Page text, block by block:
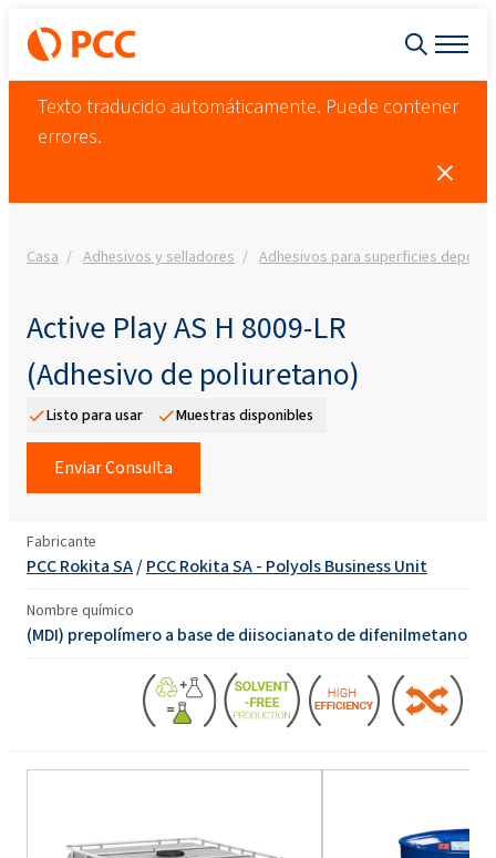
Texto traducido automáticamente. Puede contener
errores.
Casa Adhesivos y selladores Adhesivos para superficies
Active Play AS H 8009-LR
(Adhesivo de poliuretano)
Listo para usar Muestras disponibles
Enviar Consulta
Fabricante
PCC Rokita SA/PCC Rokita SA - Polyols Business Unit
Nombre químico
(MDI) prepolímero a base de diisocianato de difenilmetano